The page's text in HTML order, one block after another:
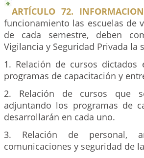
ARTÍCULO 72.
funcionamiento las escuelas de
de cada semestre, deben
Vigilancia y Seguridad Privada
1. Relación de cursos
programas de capacitación y
2. Relación de cursos que
adjuntando los programas de
desarrollarán en cada uno.
3. Relación de personal,
comunicaciones y seguridad de